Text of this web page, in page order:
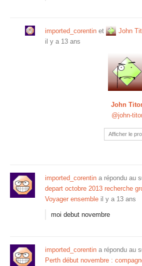
imported_corentin et John
il y a 13 ans
John
@john-
Afficher le
imported_corentin a répondu au
depart octobre 2013 recherche
Voyager ensemble il y a 13 ans
moi debut novembre
imported_corentin a répondu au
Perth début novembre :